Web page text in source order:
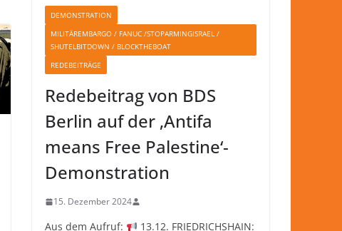
DEMONSTRATION
MILITÄREMBARGO / FANUC /STOPARMINGISRAEL /
SHUTELBITDOWN / BLOCKTHEBOAT
REDEBEITRÄGE
Redebeitrag von BDS
Berlin auf der ‚Antifa
means Free Palestine‘-
Demonstration
15. Dezember 2024
Aus dem Aufruf: 13.12. FRIEDRICHSHAIN: